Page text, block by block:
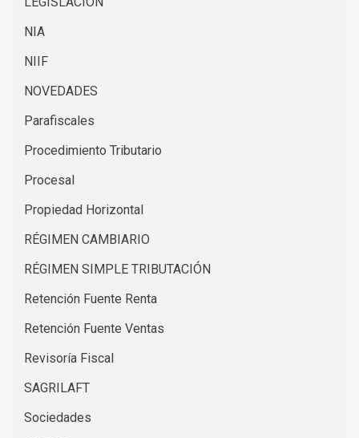
NIA
NIIF
NOVEDADES
Parafiscales
Procedimiento Tributario
Procesal
Propiedad Horizontal
RÉGIMEN CAMBIARIO
RÉGIMEN SIMPLE TRIBUTACIÓN
Retención Fuente Renta
Retención Fuente Ventas
Revisoría Fiscal
SAGRILAFT
Sociedades